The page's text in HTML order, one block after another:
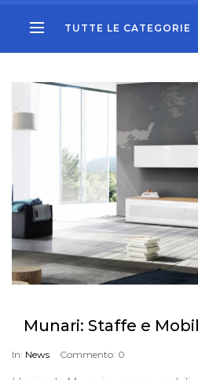
TUTTE LE CATEGORIE
Munari: Staffe e
In: News Commento: 0